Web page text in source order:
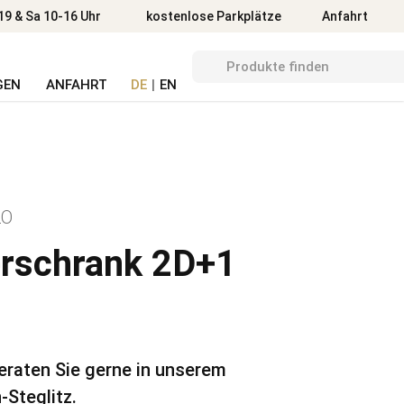
& Sa 10-16 Uhr kostenlose Parkplätze Anfahrt
ANFAHRT DE | EN
2D+1
Sie gerne in unserem
Steglitz.